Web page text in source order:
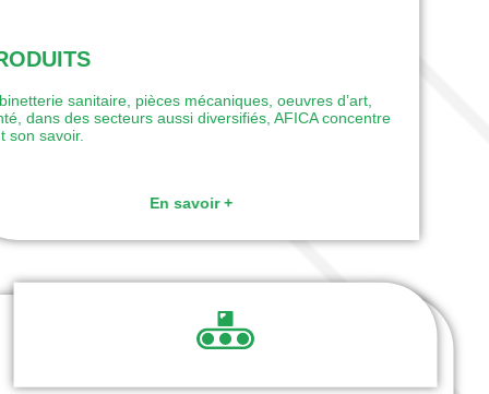
sanitaire, pièces mécaniques, oeuvres d’art,
dans des secteurs aussi diversifiés, AFICA concentre
son savoir.
En savoir +